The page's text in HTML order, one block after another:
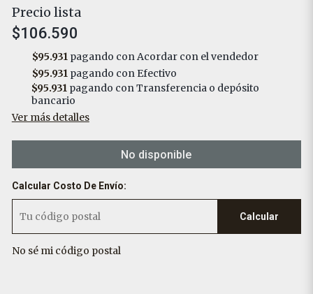
Precio lista
$106.590
$95.931pagando con Acordar con el vendedor
$95.931pagando con Efectivo
$95.931 pagando con Transferencia o depósito
bancario
Ver más detalles
No disponible
Calcular Costo De Envío:
Calcular
No sé mi código postal